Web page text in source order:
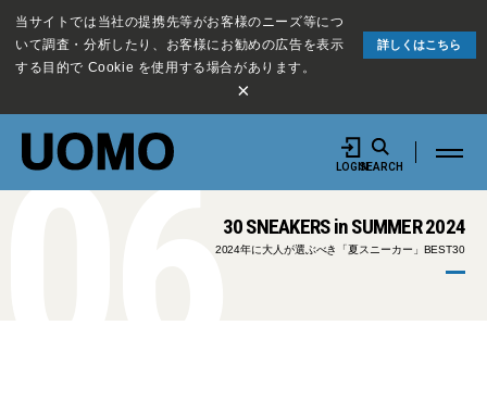
当サイトでは当社の提携先等がお客様のニーズ等につ
いて調査・分析したり、お客様にお勧めの広告を表示
する目的で Cookie を使用する場合があります。
詳しくはこちら
×
LOGINSEARCH
30 SNEAKERS in SUMMER 2024
2024年に大人が選ぶべき「夏スニーカー」BEST30
06